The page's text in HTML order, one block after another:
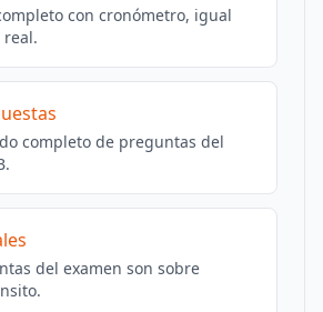
con cronómetro, igual
real.
completo de preguntas del
del examen son sobre